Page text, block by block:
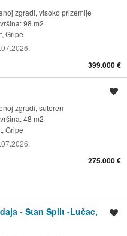
zgradi, visoko prizemlje
98 m2
Gripe
399.000 €
zgradi, suteren
48 m2
Gripe
275.000 €
- Stan Split -Lučac,